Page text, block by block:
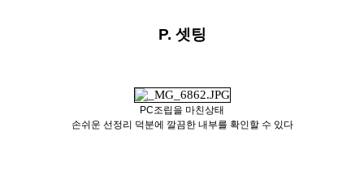
P. 셋팅
PC조립을 마친상태
손쉬운 선정리 덕분에 깔끔한 내부를 확인할 수 있다